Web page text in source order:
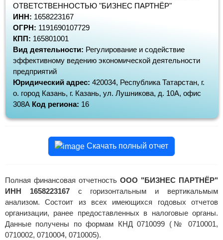
ОТВЕТСТВЕННОСТЬЮ "БИЗНЕС ПАРТНЁР"
ИНН: 1658223167
ОГРН: 1191690107729
КПП: 165801001
Вид деятельности: Регулирование и содействие
эффективному ведению экономической деятельности
предприятий
Юридический адрес: 420034, Республика Татарстан, г.
о. город Казань, г. Казань, ул. Лушникова, д. 10А, офис
308А Код региона: 16
Скачать полный отчет
Полная финансовая отчетность ООО "БИЗНЕС ПАРТНЁР"
ИНН 1658223167с горизонтальным и вертикальмым
анализом. Состоит из всех имеющихся годовых отчетов
организации, ранее предоставленных в налоговые органы.
Данные получены по формам КНД 0710099 (№ 0710001,
0710002, 0710004, 0710005).